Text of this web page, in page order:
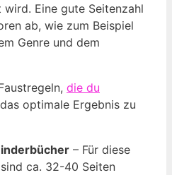
Eine gute Seitenzahl
ab, wie zum Beispiel
Genre und dem
die du
optimale Ergebnis zu
– Für diese
ca. 32-40 Seiten